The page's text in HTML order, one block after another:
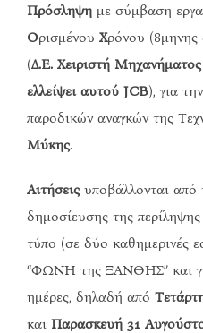
Πρόσληψη με σύμβαση
Ορισμένου Χρόνου (8μηνης
(Δ.Ε. Χειριστή
ελλείψει αυτού JCB), για
παροδικών αναγκών της
Μύκης.
Αιτήσεις υποβάλλονται από
δημοσίευσης της
τύπο (σε δύο καθημερινές
“ΦΩΝΗ της ΞΑΝΘΗΣ” και
ημέρες, δηλαδή από
και Παρασκευή 31